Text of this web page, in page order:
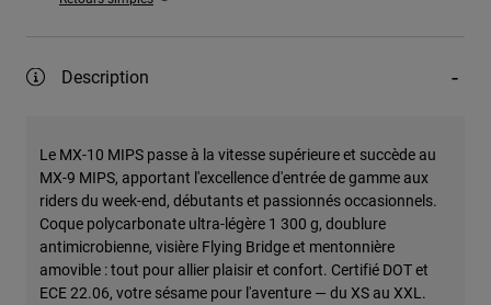
Description
Le MX-10 MIPS passe à la vitesse supérieure et succède au
MX-9 MIPS, apportant l'excellence d'entrée de gamme aux
riders du week-end, débutants et passionnés occasionnels.
Coque polycarbonate ultra-légère 1 300 g, doublure
antimicrobienne, visière Flying Bridge et mentonnière
amovible : tout pour allier plaisir et confort. Certifié DOT et
ECE 22.06, votre sésame pour l'aventure — du XS au XXL.